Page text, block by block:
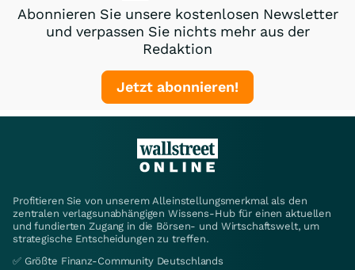
Abonnieren Sie unsere kostenlosen Newsletter
und verpassen Sie nichts mehr aus der
Redaktion
Jetzt abonnieren!
Profitieren Sie von unserem Alleinstellungsmerkmal als den
zentralen verlagsunabhängigen Wissens-Hub für einen aktuellen
und fundierten Zugang in die Börsen- und Wirtschaftswelt, um
strategische Entscheidungen zu treffen.
✅ Größte Finanz-Community Deutschlands